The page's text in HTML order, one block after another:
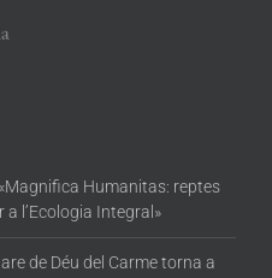
Humanitas: reptes
a l’Ecologia Integral»
de Déu del Carme torna a